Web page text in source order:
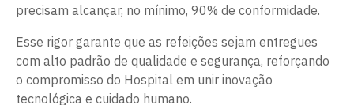
precisam alcançar, no mínimo, 90% de conformidade.
Esse rigor garante que as refeições sejam entregues
com alto padrão de qualidade e segurança, reforçando
o compromisso do Hospital em unir inovação
tecnológica e cuidado humano.